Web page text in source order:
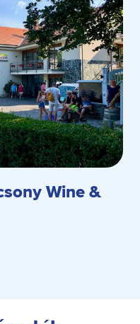
Wine &